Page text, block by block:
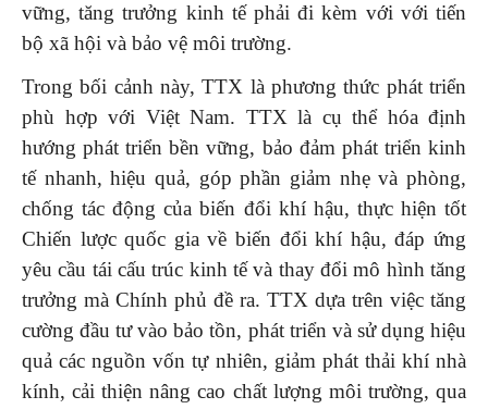
vững, tăng trưởng kinh tế phải đi kèm với với tiến
bộ xã hội và bảo vệ môi trường.
Trong bối cảnh này, TTX là phương thức phát triển
phù hợp với Việt Nam. TTX là cụ thể hóa định
hướng phát triển bền vững, bảo đảm phát triển kinh
tế nhanh, hiệu quả, góp phần giảm nhẹ và phòng,
chống tác động của biến đổi khí hậu, thực hiện tốt
Chiến lược quốc gia về biến đổi khí hậu, đáp ứng
yêu cầu tái cấu trúc kinh tế và thay đổi mô hình tăng
trưởng mà Chính phủ đề ra. TTX dựa trên việc tăng
cường đầu tư vào bảo tồn, phát triển và sử dụng hiệu
quả các nguồn vốn tự nhiên, giảm phát thải khí nhà
kính, cải thiện nâng cao chất lượng môi trường, qua